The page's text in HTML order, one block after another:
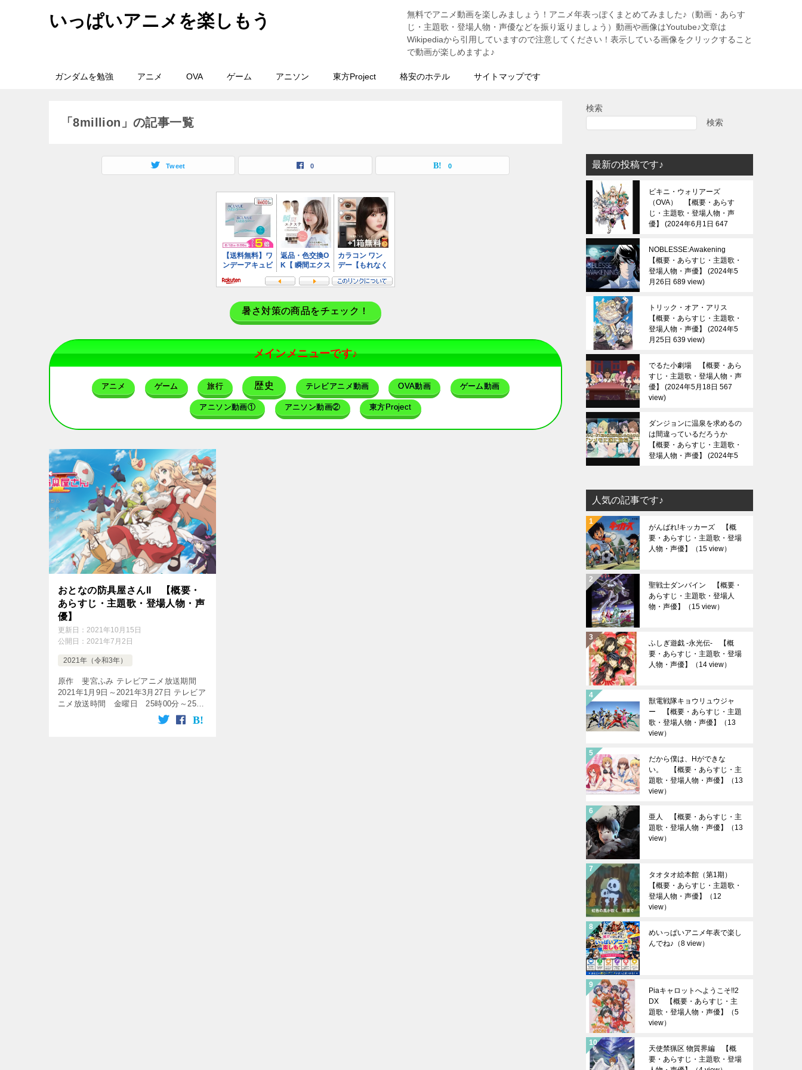
いっぱいアニメを楽しもう
無料でアニメ動画を楽しみましょう！アニメ年表っぽくまとめてみました♪（動画・あらす
じ・主題歌・登場人物・声優などを振り返りましょう）動画や画像はYoutube♪文章は
Wikipediaから引用していますので注意してください！表示している画像をクリックすること
で動画が楽しめますよ♪
ガンダムを勉強 アニメ OVA ゲーム アニソン 東方Project 格安のホテル サイトマップです
「8million」の記事一覧
Tweet 0 0
暑さ対策の商品をチェック！
メインメニューです♪
アニメ ゲーム 旅行 歴史 テレビアニメ動画 OVA動画 ゲーム動画
アニソン動画① アニソン動画② 東方Project
おとなの防具屋さんII 【概要・
あらすじ・主題歌・登場人物・声
優】
更新日： 2021年10月15日
公開日： 2021年7月2日
2021年（令和3年）
原作 斐宮ふみ テレビアニメ放送期間
2021年1月9日～2021年3月27日 テレビア
ニメ放送時間 金曜日 25時00分～25時
05分 放送局 独立UHF局 話数 全12話
無料でアニメ動画を楽しみましょう♪
検索
検索
最新の投稿です♪
ビキニ・ウォリアーズ
（OVA） 【概要・あらす
じ・主題歌・登場人物・声
優】
2024年6月1日 647
NOBLESSE:Awakening
【概要・あらすじ・主題歌・
登場人物・声優】
2024年5
月26日 689 view
トリック・オア・アリス
【概要・あらすじ・主題歌・
登場人物・声優】
2024年5
月25日 639 view
でるた小劇場 【概要・あら
すじ・主題歌・登場人物・声
優】
2024年5月18日 567
view
ダンジョンに温泉を求めるの
は間違っているだろうか
【概要・あらすじ・主題歌・
登場人物・声優】
2024年5
人気の記事です♪
がんばれ!キッカーズ 【概
要・あらすじ・主題歌・登場
人物・声優】
（15 view）
聖戦士ダンバイン 【概要・
あらすじ・主題歌・登場人
物・声優】
（15 view）
ふしぎ遊戯 -永光伝- 【概
要・あらすじ・主題歌・登場
人物・声優】
（14 view）
獣電戦隊キョウリュウジャ
ー 【概要・あらすじ・主題
歌・登場人物・声優】
（13
view）
だから僕は、Hができな
い。 【概要・あらすじ・主
題歌・登場人物・声優】
（13
view）
亜人 【概要・あらすじ・主
題歌・登場人物・声優】
（13
view）
タオタオ絵本館（第1期）
【概要・あらすじ・主題歌・
登場人物・声優】
（12
view）
めいっぱいアニメ年表で楽し
んでね♪ （8 view）
Piaキャロットへようこそ!!2
DX 【概要・あらすじ・主
題歌・登場人物・声優】
（5
view）
天使禁猟区 物質界編 【概
要・あらすじ・主題歌・登場